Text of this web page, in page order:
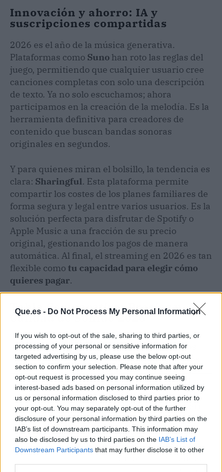
Que.es - Do Not Process My Personal Information
If you wish to opt-out of the sale, sharing to third parties, or
processing of your personal or sensitive information for
targeted advertising by us, please use the below opt-out
section to confirm your selection. Please note that after your
opt-out request is processed you may continue seeing
interest-based ads based on personal information utilized by
us or personal information disclosed to third parties prior to
your opt-out. You may separately opt-out of the further
disclosure of your personal information by third parties on the
IAB’s list of downstream participants. This information may
also be disclosed by us to third parties on the IAB’s List of
Downstream Participants that may further disclose it to other
Innovación y ahorro: IA y
suscripciones compartidas
2026 es el año de la música generativa.
Plataformas como Suno han roto las reglas del
juego, permitiendo que cualquier usuario cree
canciones completas con solo una descripción
de texto. Ya no solo escuchamos; ahora
participamos en la creación de la melodía. Es la
herramienta definitiva para creadores de
contenido que buscan bandas sonoras
originales en segundos.
Y para quienes miran el bolsillo, la tendencia es
clara: Sharingful. Esta plataforma permite
compartir los costes de los planes familiares de
forma segura y legal entre varios usuarios. Es la
solución perfecta para disfrutar de Spotify o
Apple Music a una fracción de su precio
original, gestionando los pagos de manera
automática. Al final, el streaming en 2026 es tan
flexible como tu capacidad para elegir cómo
quieres pagar.
Tabla Comparativa: Precios y
Calidad de Sonido 2026
Platafor
ma
Precio
Mensual
(Desde)
Calidad
de Sonido
Puntos
Fuertes
Spotify
6,49€
(Estudian
tes)
Estándar
/ Alta
Algoritmo
y
Popularid
ad
Apple
Music
10,99€
Hi-Res /
Dolby
Ecosiste
ma Apple